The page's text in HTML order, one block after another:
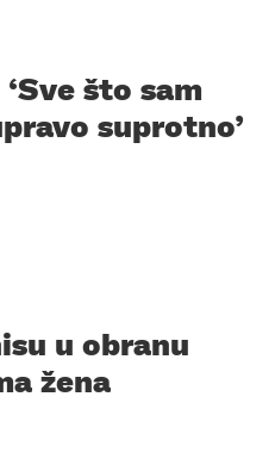
što sam
suprotno’
u obranu
žena